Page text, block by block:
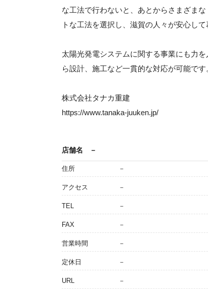
な工法で行わないと、あとからさまざま
トな工法を選択し、滋賀の人々が安心し
太陽光発電システムに関する事業にも力
ら設計、施工など一貫的な対応が可能です
株式会社タナカ重建
https://www.tanaka-juuken.jp/
店舗名 －
住所 －
アクセス －
TEL －
FAX －
営業時間 －
定休日 －
URL －